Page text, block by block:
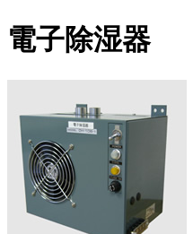
電子除湿器